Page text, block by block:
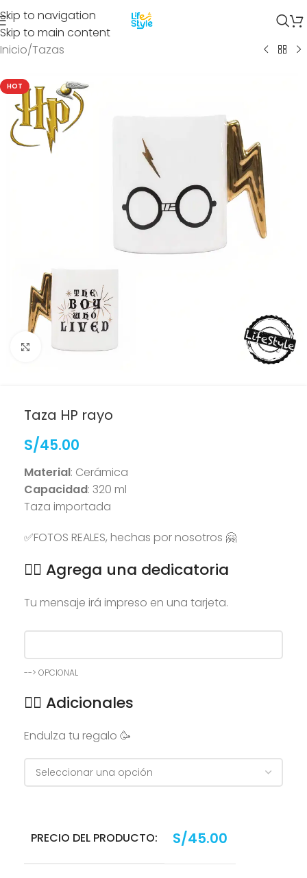
Skip to navigation
Skip to main content
Inicio/Tazas
HOT
Clic para ampliar
Taza HP rayo
S/45.00
Material: Cerámica
Capacidad: 320 ml
Taza importada
✅FOTOS REALES, hechas por nosotros 🤗
👉🏻 Agrega una dedicatoria
Tu mensaje irá impreso en una tarjeta.
--> OPCIONAL
👉🏻 Adicionales
Endulza tu regalo 🥳
PRECIO DEL PRODUCTO: S/45.00